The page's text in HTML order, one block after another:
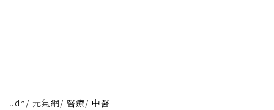
udn/ 元氣網/ 醫療/ 中醫